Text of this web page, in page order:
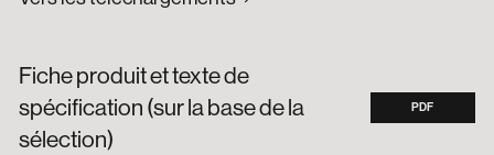
Fiche produit et texte de
spécification (sur la base de la
sélection)
PDF